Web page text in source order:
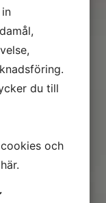
du till
och
här.